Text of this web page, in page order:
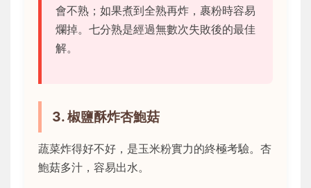
會不熟；如果煮到全熟再炸，裹粉時容易
爛掉。七分熟是經過無數次失敗後的最佳
解。
3. 椒鹽酥炸杏鮑菇
蔬菜炸得好不好，是玉米粉實力的終極考驗。杏
鮑菇多汁，容易出水。